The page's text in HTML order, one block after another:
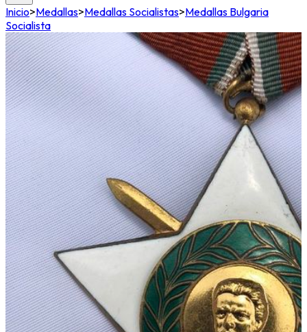
Inicio>Medallas>Medallas Socialistas>Medallas Bulgaria
Socialista